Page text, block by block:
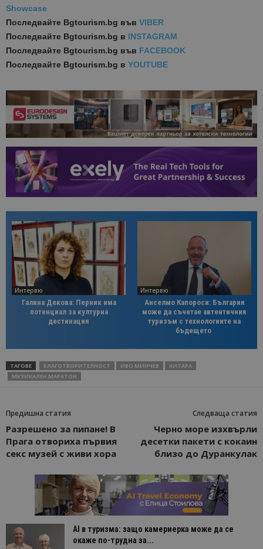
Showcase
Последвайте Bgtourism.bg във VIBER
Последвайте Bgtourism.bg в INSTAGRAM
Последвайте Bgtourism.bg във FACEBOOK
Последвайте Bgtourism.bg в YOUTUBE
Интервю
Галина Декова: Перник има
потенциал за културна
дестинация
Интервю
Анселмо Капороси: България
може да съчетае автентичния
туризъм с технологиите на
бъдещето
ТАГОВЕ БЛАГОТВОРИТЕЛНОСТ ИВО МИНЧЕВ
КИТАРА
МУЗИКАЛЕН МАРАТОН
Предишна статия
Разрешено за пипане! В
Прага отвориха първия
секс музей с живи хора
Следваща статия
Черно море изхвърли
десетки пакети с кокаин
близо до Дуранкулак
AI в туризма: защо камериерка може да се
окаже по-трудна за...